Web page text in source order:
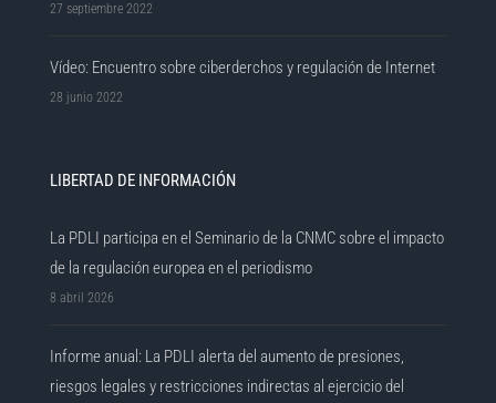
27 septiembre 2022
Vídeo: Encuentro sobre ciberderchos y regulación de Internet
28 junio 2022
LIBERTAD DE INFORMACIÓN
La PDLI participa en el Seminario de la CNMC sobre el impacto
de la regulación europea en el periodismo
8 abril 2026
Informe anual: La PDLI alerta del aumento de presiones,
riesgos legales y restricciones indirectas al ejercicio del